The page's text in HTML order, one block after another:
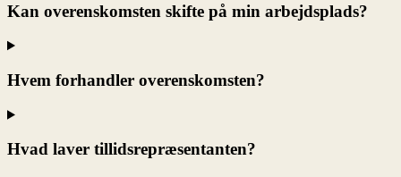
Kan overenskomsten skifte på min arbejdsplads?
Hvem forhandler overenskomsten?
Hvad laver tillidsrepræsentanten?